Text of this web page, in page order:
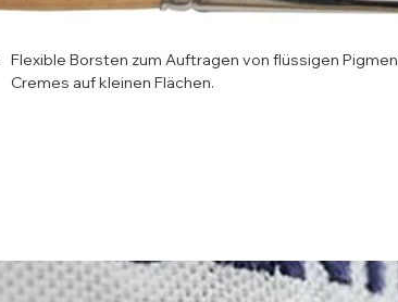
Flexible Borsten zum Auftragen von flüssigen
Cremes auf kleinen Flächen.